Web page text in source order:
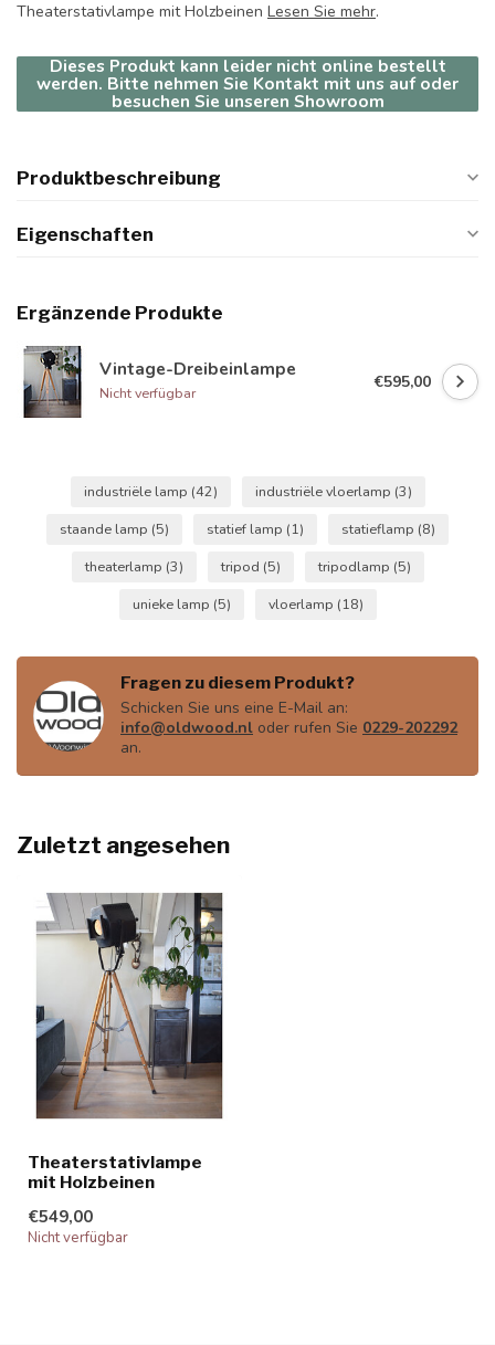
Theaterstativlampe mit Holzbeinen Lesen Sie mehr.
Dieses Produkt kann leider nicht online bestellt
werden. Bitte nehmen Sie Kontakt mit uns auf oder
besuchen Sie unseren Showroom
Produktbeschreibung
Eigenschaften
Ergänzende Produkte
Vintage-Dreibeinlampe
Nicht verfügbar
€595,00
industriële lamp (42) industriële vloerlamp (3)
staande lamp (5) statief lamp (1) statieflamp (8)
theaterlamp (3) tripod (5) tripodlamp (5)
unieke lamp (5) vloerlamp (18)
Fragen zu diesem Produkt?
Schicken Sie uns eine E-Mail an:
info@oldwood.nl oder rufen Sie 0229-202292
an.
Zuletzt angesehen
Theaterstativlampe
mit Holzbeinen
€549,00
Nicht verfügbar